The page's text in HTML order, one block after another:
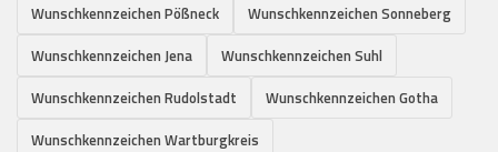
Wunschkennzeichen Pößneck
Wunschkennzeichen Sonneberg
Wunschkennzeichen Jena
Wunschkennzeichen Suhl
Wunschkennzeichen Rudolstadt
Wunschkennzeichen Gotha
Wunschkennzeichen Wartburgkreis